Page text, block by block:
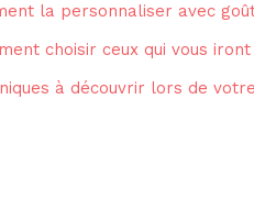
la personnaliser avec
choisir ceux qui vous
à découvrir lors de